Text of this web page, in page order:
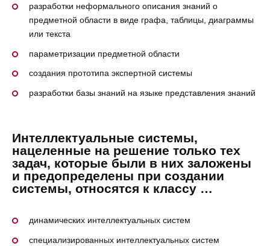
разработки неформального описания знаний о
предметной области в виде графа, таблицы, диаграммы
или текста
параметризации предметной области
создания прототипа экспертной системы
разработки базы знаний на языке представления знаний
Интеллектуальные системы,
нацеленные на решение только тех
задач, которые были в них заложены
и предопределены при создании
системы, относятся к классу …
динамических интеллектуальных систем
специализированных интеллектуальных систем